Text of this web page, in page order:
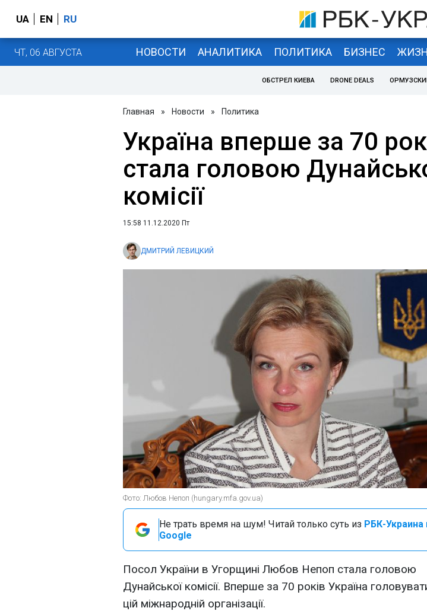
UA EN RU
ЧТ, 06 АВГУСТА НОВОСТИ АНАЛИТИКА ПОЛИТИКА БИЗНЕС
ОБСТРЕЛ КИЕВА DRONE DEALS
Главная » Новости » Политика
Україна вперше за 70
стала головою
комісії
15:58 11.12.2020 Пт
ДМИТРИЙ ЛЕВИЦКИЙ
Фото: Любов Непоп (hungary.mfa.gov.ua)
Не трать время на шум! Читай только суть из РБК-Украина
Google
Посол України в Угорщині Любов Непоп стала головою
Дунайської комісії. Вперше за 70 років Україна
цій міжнародній організації.